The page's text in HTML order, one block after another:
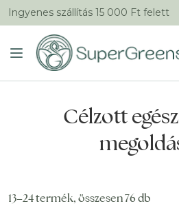
Ingyenes szállítás 15 000 Ft felett
Célzott
13–24 termék, összesen 76 db